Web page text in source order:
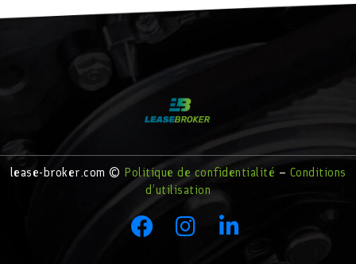
lease-broker.com © Politique de confidentialité – Conditions
d’utilisation